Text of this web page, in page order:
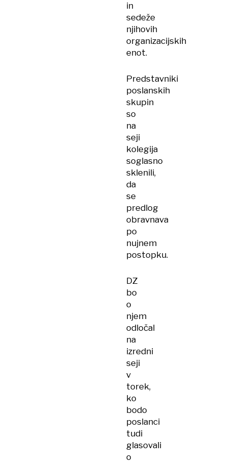
in
sedeže
njihovih
organizacijskih
enot.
Predstavniki
poslanskih
skupin
so
na
seji
kolegija
soglasno
sklenili,
da
se
predlog
obravnava
po
nujnem
postopku.
DZ
bo
o
njem
odločal
na
izredni
seji
v
torek,
ko
bodo
poslanci
tudi
glasovali
o